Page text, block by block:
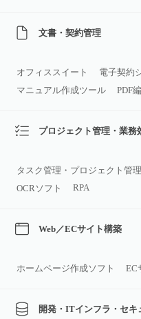
文書・契約管理
オフィススイート 電子契約
マニュアル作成ツール
PDF
プロジェクト管理・業務
タスク管理・プロジェクト管理
OCRソフト
RPA
Web／ECサイト構築
ホームページ作成ソフト EC
開発・ITインフラ・セキ